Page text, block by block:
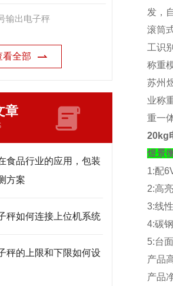
输出电子秤
看全部
章
食品行业的应用，包装
方案
秤如何连接上位机系统
秤的上限和下限如何设
发，
滚筒
工识
称重
苏州
业称
重一
20kg
煜景
1:配
2:高
3:线
4:碳
5:台
产品
产品